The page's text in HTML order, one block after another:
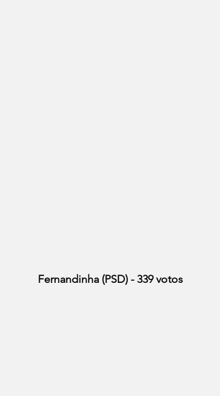
Fernandinha (PSD) - 339 votos